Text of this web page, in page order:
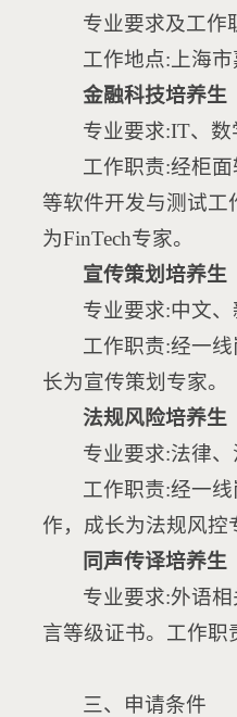
专业要求及工作
工作地点:上海
金融科技培养生
专业要求:IT、
工作职责:经柜
等软件开发与测试工
为FinTech专家。
宣传策划培养生
专业要求:中文
工作职责:经一
长为宣传策划专家。
法规风险培养生
专业要求:法律
工作职责:经一
作，成长为法规风控
同声传译培养生
专业要求:外语
言等级证书。工作职
三、申请条件